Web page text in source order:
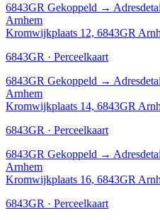
6843GR Gekoppeld →
Arnhem
Kromwijkplaats 12, 6843GR
6843GR · Perceelkaart
6843GR Gekoppeld →
Arnhem
Kromwijkplaats 14, 6843GR
6843GR · Perceelkaart
6843GR Gekoppeld →
Arnhem
Kromwijkplaats 16, 6843GR
6843GR · Perceelkaart